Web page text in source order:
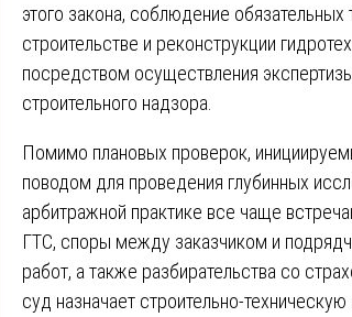
этого закона, соблюдение
строительстве и реконструкции
посредством осуществления
строительного надзора.
Помимо плановых проверок,
поводом для проведения глубинных
арбитражной практике все чаще
ГТС, споры между заказчиком и
работ, а также разбирательства со
суд назначает строительно-